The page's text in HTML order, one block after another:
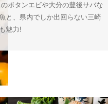
ボタンエビや大分の豊後サバな
と、県内でしか出回らない三崎
魅力!